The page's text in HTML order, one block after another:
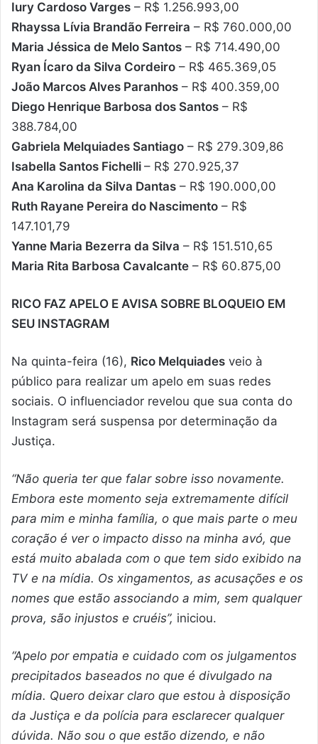
Iury Cardoso Varges – R$ 1.256.993,00
Rhayssa Lívia Brandão Ferreira – R$ 760.000,00
Maria Jéssica de Melo Santos – R$ 714.490,00
Ryan Ícaro da Silva Cordeiro – R$ 465.369,05
João Marcos Alves Paranhos – R$ 400.359,00
Diego Henrique Barbosa dos Santos – R$
388.784,00
Gabriela Melquiades Santiago – R$ 279.309,86
Isabella Santos Fichelli – R$ 270.925,37
Ana Karolina da Silva Dantas – R$ 190.000,00
Ruth Rayane Pereira do Nascimento – R$
147.101,79
Yanne Maria Bezerra da Silva – R$ 151.510,65
Maria Rita Barbosa Cavalcante – R$ 60.875,00
RICO FAZ APELO E AVISA SOBRE BLOQUEIO EM
SEU INSTAGRAM
Na quinta-feira (16), Rico Melquiades veio à
público para realizar um apelo em suas redes
sociais. O influenciador revelou que sua conta do
Instagram será suspensa por determinação da
Justiça.
“Não queria ter que falar sobre isso novamente.
Embora este momento seja extremamente difícil
para mim e minha família, o que mais parte o meu
coração é ver o impacto disso na minha avó, que
está muito abalada com o que tem sido exibido na
TV e na mídia. Os xingamentos, as acusações e os
nomes que estão associando a mim, sem qualquer
prova, são injustos e cruéis”, iniciou.
“Apelo por empatia e cuidado com os julgamentos
precipitados baseados no que é divulgado na
mídia. Quero deixar claro que estou à disposição
da Justiça e da polícia para esclarecer qualquer
dúvida. Não sou o que estão dizendo, e não